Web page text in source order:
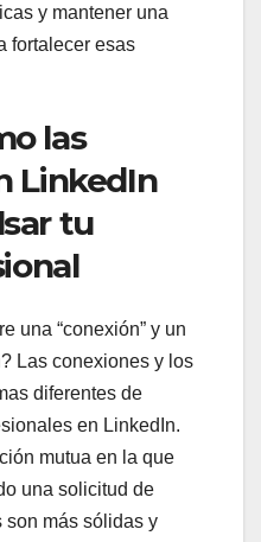
y mantener una
fortalecer esas
las
LinkedIn
tu
una “conexión” y un
Las conexiones y los
diferentes de
en LinkedIn.
mutua en la que
una solicitud de
son más sólidas y